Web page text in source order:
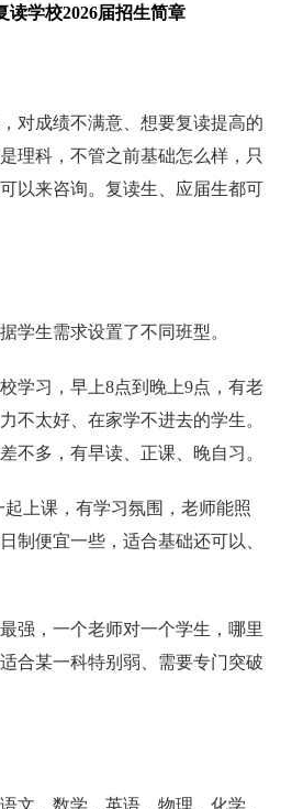
读学校2026届招生简章
对成绩不满意、想要复读提高的
理科，不管之前基础怎么样，只
以来咨询。复读生、应届生都可
学生需求设置了不同班型。
校学习，早上8点到晚上9点，有老
不太好、在家学不进去的学生。
不多，有早读、正课、晚自习。
起上课，有学习氛围，老师能照
制便宜一些，适合基础还可以、
最强，一个老师对一个学生，哪里
合某一科特别弱、需要专门突破
文、数学、英语、物理、化学、